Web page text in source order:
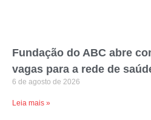
Fundação do ABC abre
vagas para a rede de
6 de agosto de 2026
Leia mais »